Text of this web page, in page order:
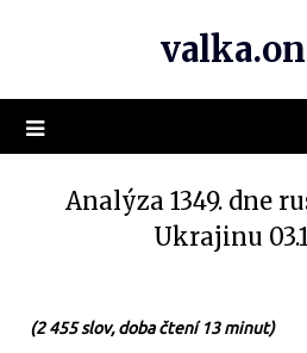
Analýza 1349. dne
Ukrajinu
(2 455slov, doba čtení 13 minut)